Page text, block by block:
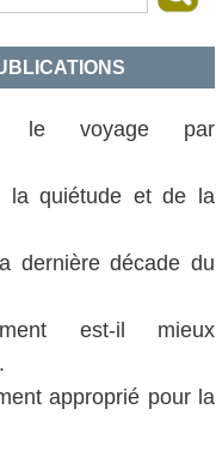
voyage par
la quiétude et de la
dernière décade du
est-il mieux
approprié pour la